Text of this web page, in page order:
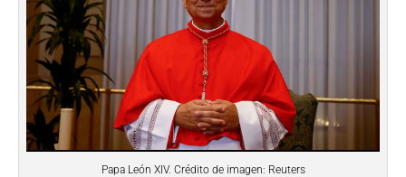
Papa León XIV. Crédito de imagen: Reuters